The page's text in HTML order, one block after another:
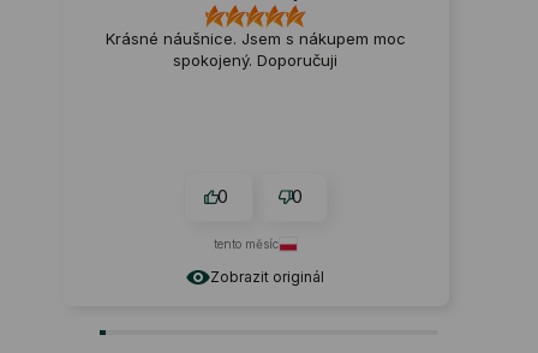
Zobrazit originál
Krásné náušnice. Jsem s nákupem moc
spokojený. Doporučuji
0 0
tento měsíc